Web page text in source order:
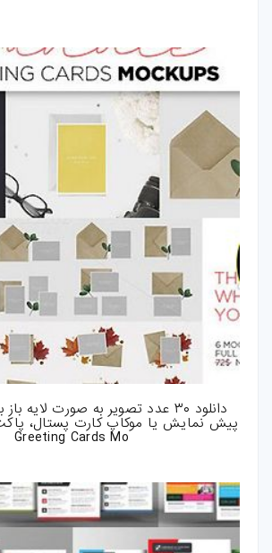
دانلود ۳۰ عدد تصویر به صورت لایه
Greeting Cards Mo